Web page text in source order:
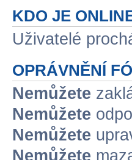
KDO JE
Uživatelé
OPRÁVNĚNÍ
Nemůžete
Nemůžete
Nemůžete
Nemůžete